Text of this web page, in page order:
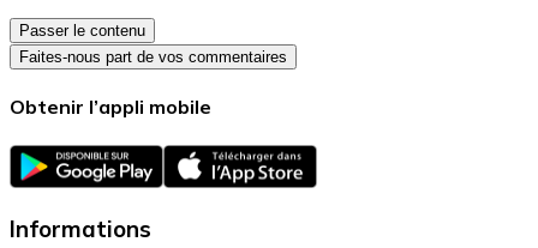
Passer le contenu
Faites-nous part de vos commentaires
Obtenir l’appli mobile
Informations